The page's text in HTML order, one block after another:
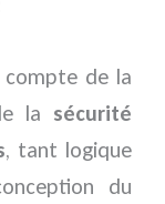
compte de la
la sécurité
, tant logique
du